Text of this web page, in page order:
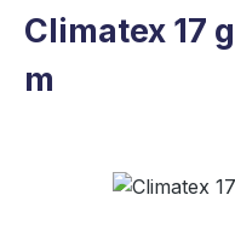
Climatex 17
m
Omitir galería de